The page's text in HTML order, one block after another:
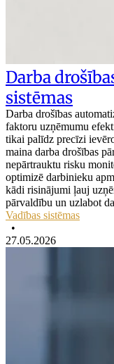
Darba
sistēmas
Darba drošības
faktoru uzņēmumu
tikai palīdz precīzi
maina darba drošības
nepārtrauktu risku
optimizē darbinieku
kādi risinājumi ļauj
pārvaldību un uzlabot
Vadības sistēmas
•
27.05.2026